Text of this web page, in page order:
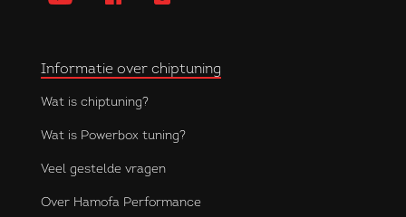
Informatie over chiptuning
Wat is chiptuning?
Wat is Powerbox tuning?
Veel gestelde vragen
Over Hamofa Performance